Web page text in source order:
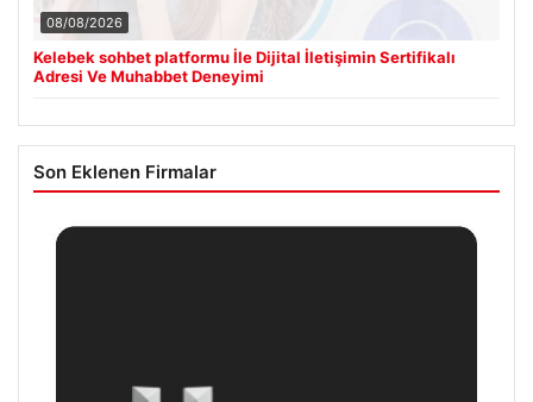
08/08/2026
Kelebek sohbet platformu İle Dijital İletişimin Sertifikalı
Adresi Ve Muhabbet Deneyimi
Son Eklenen Firmalar